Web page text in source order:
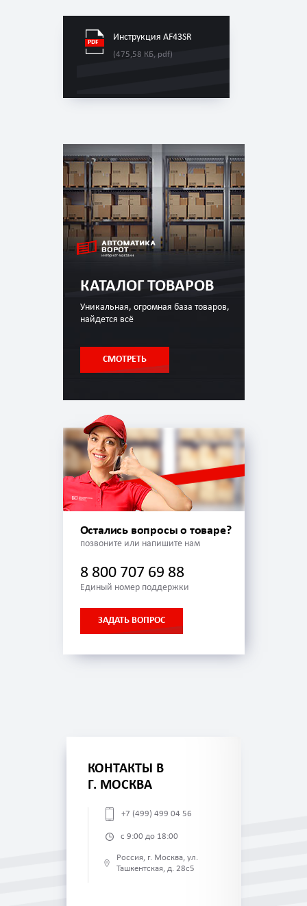
Инструкция AF43SR
(475,58 КБ, pdf)
КАТАЛОГ ТОВАРОВ
Уникальная, огромная база товаров,
найдется всё
СМОТРЕТЬ
Остались вопросы о товаре?
позвоните или напишите нам
8 800 707 69 88
Единый номер поддержки
ЗАДАТЬ ВОПРОС
КОНТАКТЫ В
Г. МОСКВА
+7 (499) 499 04 56
с 9:00 до 18:00
Россия, г. Москва, ул.
Ташкентская, д. 28с5